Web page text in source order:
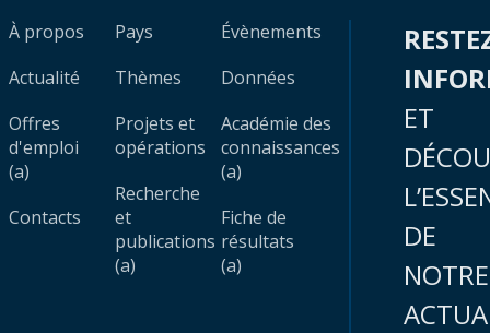
À propos
Actualité
Offres
d'emploi
(a)
Contacts
Pays
Thèmes
Projets et
opérations
Recherche
et
publications
(a)
Évènements
Données
Académie des
connaissances
(a)
Fiche de
résultats
(a)
ET
DE
NOTRE